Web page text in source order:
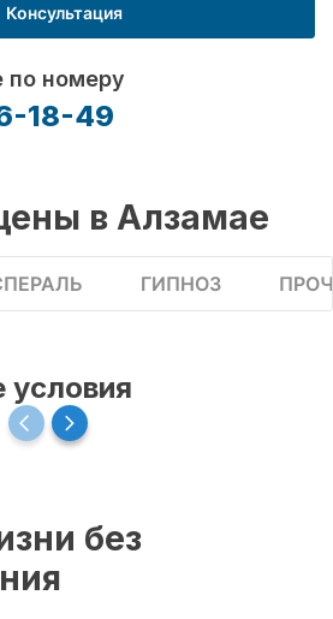
Консультация
по номеру
18-49
в Алзамае
ГИПНОЗ
без